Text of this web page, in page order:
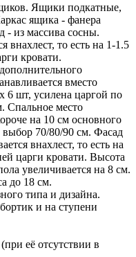
Ящики подкатные,
ящика - фанера
- из массива сосны.
внахлест, то есть на 1-1.5
кровати.
вместо
6 шт, усилена царгой по
Спальное место
на 10 см основного
70/80/90 см. Фасад
внахлест, то есть на
царги кровати. Высота
увеличивается на 8 см.
до 18 см.
типа и дизайна.
и на ступени
её отсутствии в